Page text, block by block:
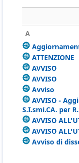
A
ATTENZIONE
AVVISO
AVVISO
Avviso
AVVISO -
S.I.smi.CA. per
AVVISO
AVVISO
Avviso di